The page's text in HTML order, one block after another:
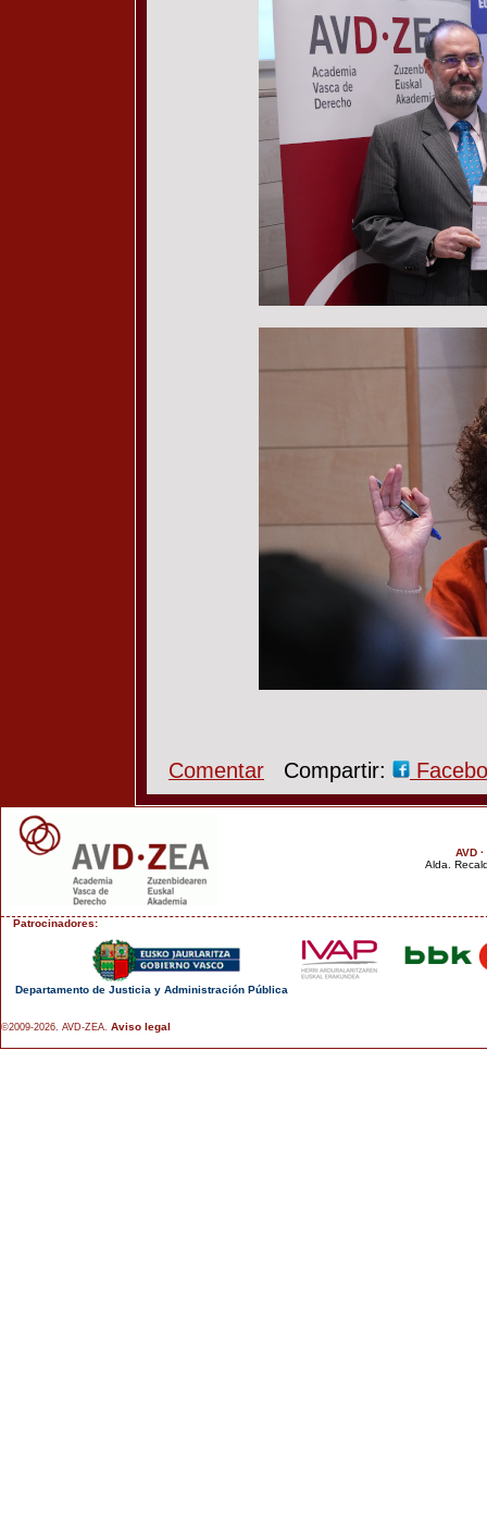
Comentar Compartir:
AVD
Alda.
Patrocinadores:
Departamento de Justicia y Administración Pública
©2009-2026. AVD-ZEA. Aviso legal